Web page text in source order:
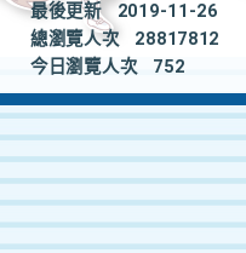
最後更新
2019-11-26
總瀏覽人次
28817812
今日瀏覽人次
752